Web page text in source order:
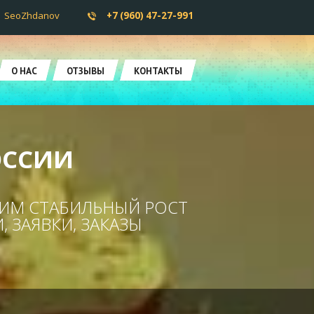
SeoZhdanov +7 (960) 47-27-991
О НАС ОТЗЫВЫ КОНТАКТЫ
СТАБИЛЬНЫЙ РОСТ
ЗАКАЗЫ